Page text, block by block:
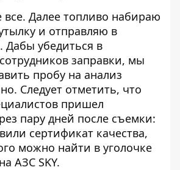
все. Далее топливо набираю
и отправляю в
Дабы убедиться в
заправки, мы
пробу на анализ
Следует отметить, что
пришел
пару дней после съемки:
сертификат качества,
можно найти в уголочке
АЗС SKY.